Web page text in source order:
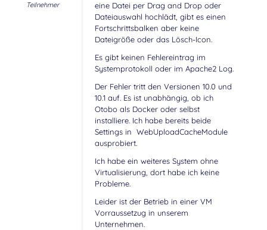
Teilnehmer
eine Datei per Drag and Drop oder
Dateiauswahl hochlädt, gibt es einen
Fortschrittsbalken aber keine
Dateigröße oder das Lösch-Icon.
Es gibt keinen Fehlereintrag im
Systemprotokoll oder im Apache2 Log.
Der Fehler tritt den Versionen 10.0 und
10.1 auf. Es ist unabhängig, ob ich
Otobo als Docker oder selbst
installiere. Ich habe bereits beide
Settings in WebUploadCacheModule
ausprobiert.
Ich habe ein weiteres System ohne
Virtualisierung, dort habe ich keine
Probleme.
Leider ist der Betrieb in einer VM
Vorraussetzug in unserem
Unternehmen.